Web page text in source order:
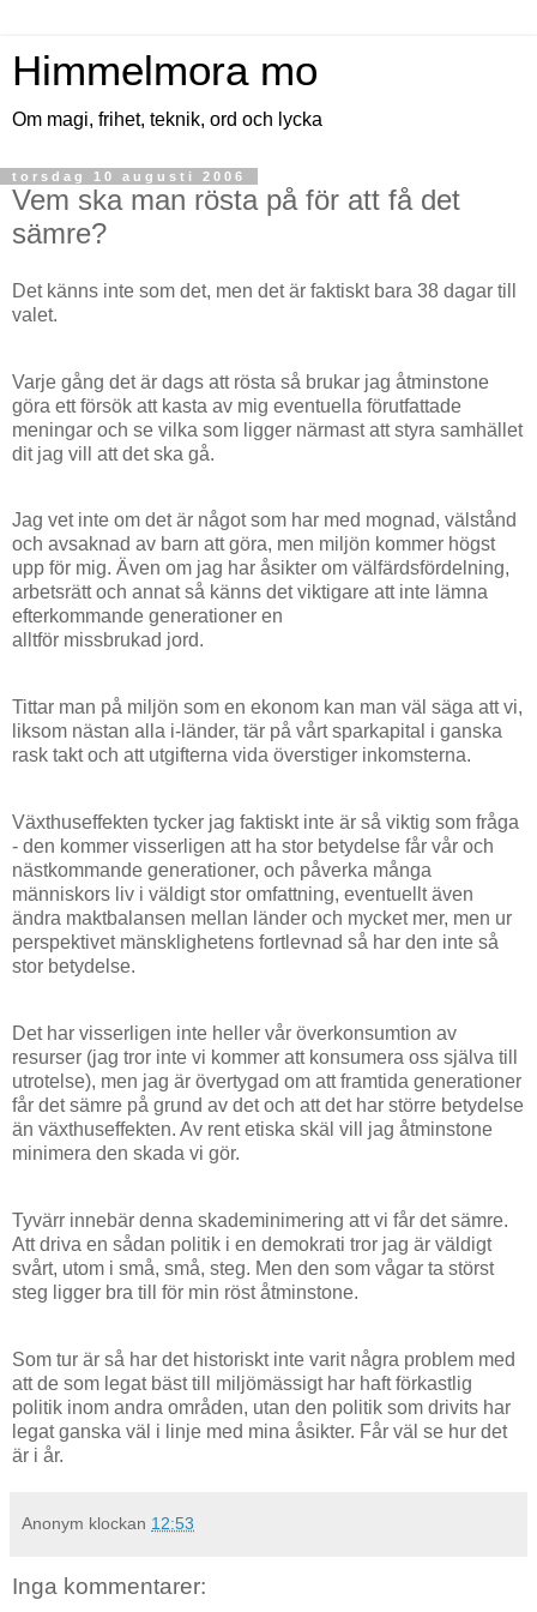
Himmelmora mo
Om magi, frihet, teknik, ord och lycka
torsdag 10 augusti 2006
Vem ska man rösta på för att få det
sämre?
Det känns inte som det, men det är faktiskt bara 38 dagar till
valet.
Varje gång det är dags att rösta så brukar jag åtminstone
göra ett försök att kasta av mig eventuella förutfattade
meningar och se vilka som ligger närmast att styra samhället
dit jag vill att det ska gå.
Jag vet inte om det är något som har med mognad, välstånd
och avsaknad av barn att göra, men miljön kommer högst
upp för mig. Även om jag har åsikter om välfärdsfördelning,
arbetsrätt och annat så känns det viktigare att inte lämna
efterkommande generationer en
alltför missbrukad jord.
Tittar man på miljön som en ekonom kan man väl säga att vi,
liksom nästan alla i-länder, tär på vårt sparkapital i ganska
rask takt och att utgifterna vida överstiger inkomsterna.
Växthuseffekten tycker jag faktiskt inte är så viktig som fråga
- den kommer visserligen att ha stor betydelse får vår och
nästkommande generationer, och påverka många
människors liv i väldigt stor omfattning, eventuellt även
ändra maktbalansen mellan länder och mycket mer, men ur
perspektivet mänsklighetens fortlevnad så har den inte så
stor betydelse.
Det har visserligen inte heller vår överkonsumtion av
resurser (jag tror inte vi kommer att konsumera oss själva till
utrotelse), men jag är övertygad om att framtida generationer
får det sämre på grund av det och att det har större betydelse
än växthuseffekten. Av rent etiska skäl vill jag åtminstone
minimera den skada vi gör.
Tyvärr innebär denna skademinimering att vi får det sämre.
Att driva en sådan politik i en demokrati tror jag är väldigt
svårt, utom i små, små, steg. Men den som vågar ta störst
steg ligger bra till för min röst åtminstone.
Som tur är så har det historiskt inte varit några problem med
att de som legat bäst till miljömässigt har haft förkastlig
politik inom andra områden, utan den politik som drivits har
legat ganska väl i linje med mina åsikter. Får väl se hur det
är i år.
Anonym klockan 12:53
Inga kommentarer: